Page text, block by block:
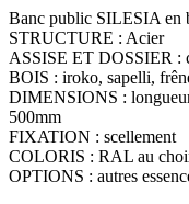
Banc public SILESIA en
STRUCTURE : Acier
ASSISE ET DOSSIER :
BOIS : iroko, sapelli,
DIMENSIONS :
500mm
FIXATION : scellement
COLORIS : RAL au
OPTIONS : autres